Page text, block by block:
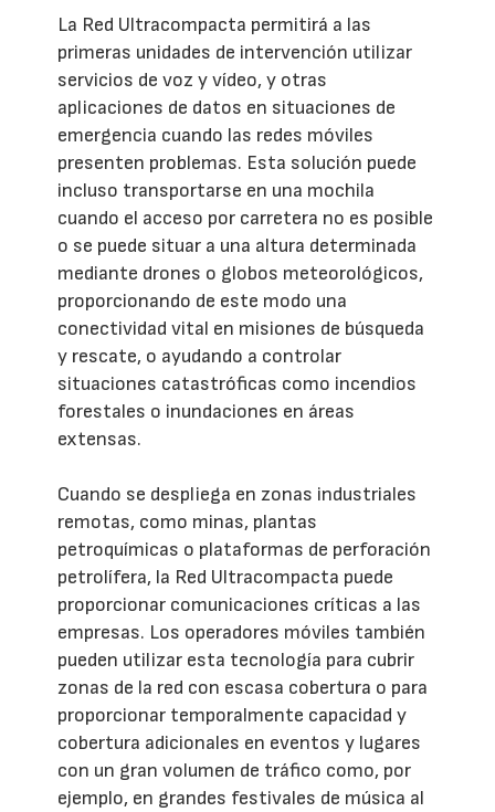
La Red Ultracompacta permitirá a las
primeras unidades de intervención utilizar
servicios de voz y vídeo, y otras
aplicaciones de datos en situaciones de
emergencia cuando las redes móviles
presenten problemas. Esta solución puede
incluso transportarse en una mochila
cuando el acceso por carretera no es posible
o se puede situar a una altura determinada
mediante drones o globos meteorológicos,
proporcionando de este modo una
conectividad vital en misiones de búsqueda
y rescate, o ayudando a controlar
situaciones catastróficas como incendios
forestales o inundaciones en áreas
extensas.
Cuando se despliega en zonas industriales
remotas, como minas, plantas
petroquímicas o plataformas de perforación
petrolífera, la Red Ultracompacta puede
proporcionar comunicaciones críticas a las
empresas. Los operadores móviles también
pueden utilizar esta tecnología para cubrir
zonas de la red con escasa cobertura o para
proporcionar temporalmente capacidad y
cobertura adicionales en eventos y lugares
con un gran volumen de tráfico como, por
ejemplo, en grandes festivales de música al